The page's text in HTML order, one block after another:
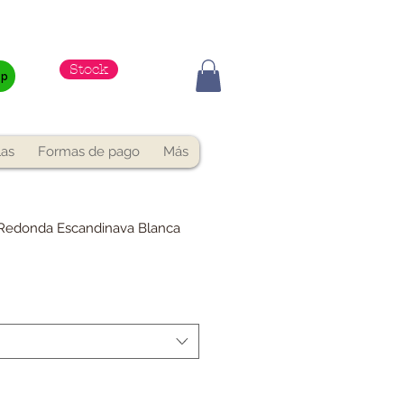
Stock
Formas de pago Más
Escandinava Blanca